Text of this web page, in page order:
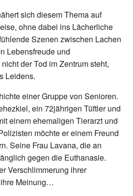
sich diesem Thema auf
ohne dabei ins Lächerliche
Szenen zwischen Lachen
Lebensfreude und
der Tod im Zentrum steht,
Leidens.
einer Gruppe von Senioren.
ein 72jährigen Tüftler und
einem ehemaligen Tierarzt und
möchte er einem Freund
Seine Frau Lavana, die an
gegen die Euthanasie.
Verschlimmerung ihrer
Meinung…